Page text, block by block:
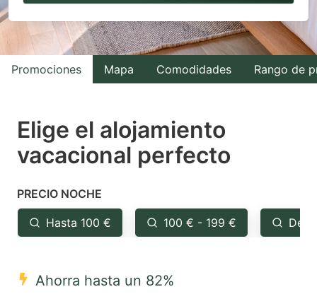
to
interact
with
the
select
a
Press
the
question
key
to
interact
with
the
select
a
the
question
Promociones Mapa Comodidades Rango de
Elige el alojamiento
vacacional perfecto
PRECIO NOCHE
Hasta 100 € 100 € - 199 €
Ahorra hasta un 82%